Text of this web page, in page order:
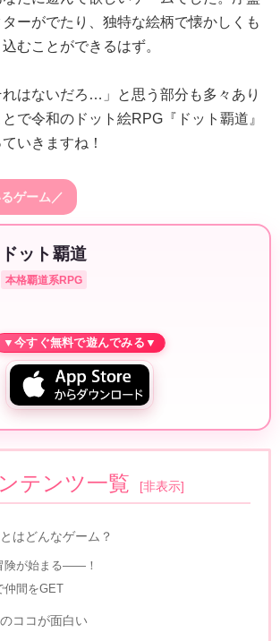
ーがでたり、独特な絵柄で懐かしくも
むことができるはず。
はないだろ…」と思う部分も多々あり
で令和のドット絵RPG『ドット覇道』
いきますね！
ゲーム／
ドット覇道
本格覇道系RPG
テンツ一覧 [非表示]
はどんなゲーム？
険が始まる――！
仲間をGET
ココが面白い